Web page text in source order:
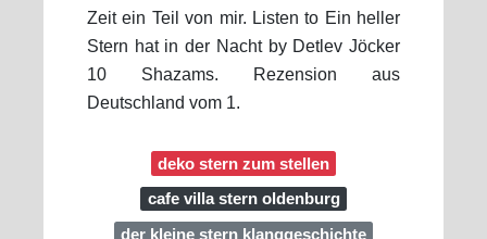
Zeit ein Teil von mir. Listen to Ein heller
Stern hat in der Nacht by Detlev Jöcker
10 Shazams. Rezension aus
Deutschland vom 1.
deko stern zum stellen
cafe villa stern oldenburg
der kleine stern klanggeschichte